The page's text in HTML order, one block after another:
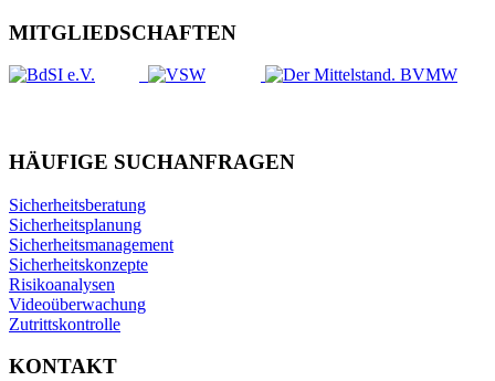
MITGLIEDSCHAFTEN
HÄUFIGE SUCHANFRAGEN
Sicherheitsberatung
Sicherheitsplanung
Sicherheitsmanagement
Sicherheitskonzepte
Risikoanalysen
Videoüberwachung
Zutrittskontrolle
KONTAKT